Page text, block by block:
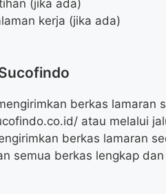
(jika ada)
kerja (jika ada)
berkas lamaran
atau melalui
berkas lamaran
semua berkas lengkap